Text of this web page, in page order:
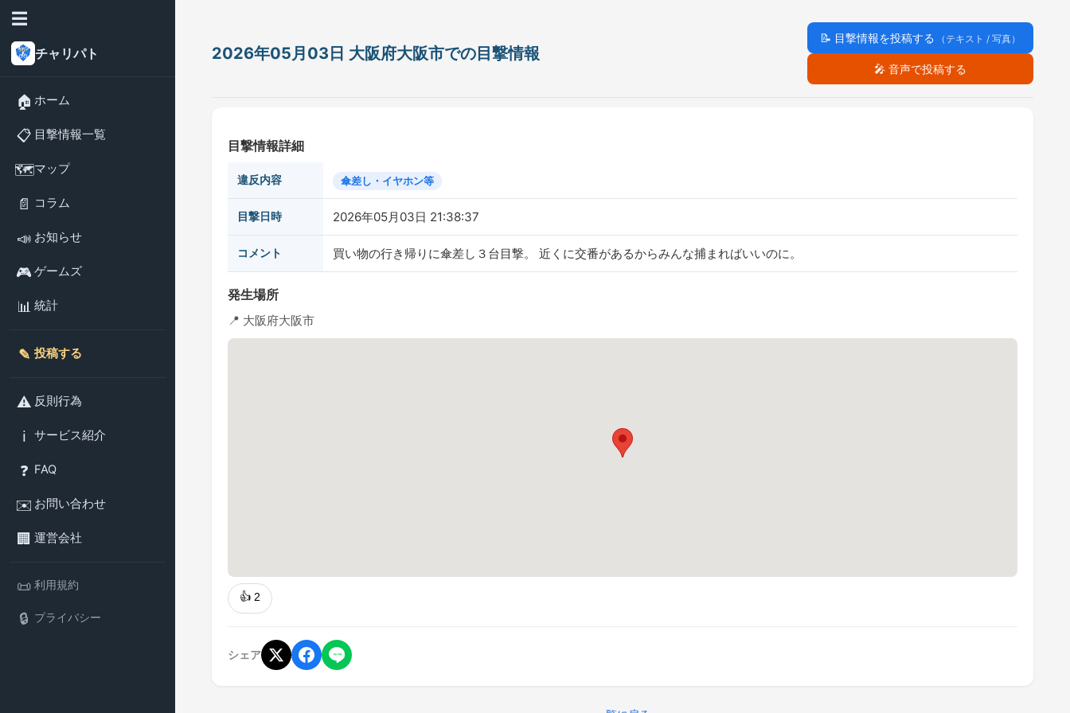
☰
チャリパト
🏠 ホーム
📋 目撃情報一覧
🗺️マップ
📄 コラム
📣 お知らせ
🎮 ゲームズ
📊 統計
✎️ 投稿する
⚠️ 反則行為
ℹ️ サービス紹介
❓ FAQ
✉️ お問い合わせ
🏢 運営会社
📜 利用規約
🔒 プライバシー
2026年05月03日 大阪府大阪市での目撃情報
📝 目撃情報を投稿する （テキスト / 写真）
🎤 音声で投稿する
目撃情報詳細
違反内容 傘差し・イヤホン等
目撃日時 2026年05月03日 21:38:37
コメント 買い物の行き帰りに傘差し３台目撃。 近くに交番があるからみんな捕まればいいのに。
発生場所
📍 大阪府大阪市
👍 2
シェア